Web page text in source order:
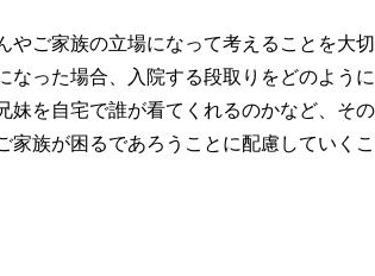
やご家族の立場になって考えることを大切
なった場合、入院する段取りをどのよう
妹を自宅で誰が看てくれるのかなど、そ
家族が困るであろうことに配慮していく